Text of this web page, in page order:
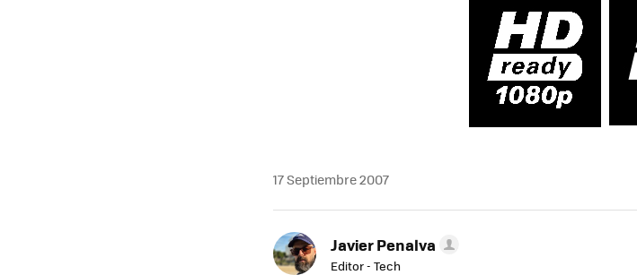
17 Septiembre 2007
Javier Penalva
Editor - Tech